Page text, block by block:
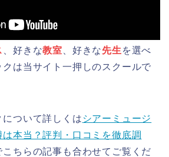
、好きな教室 、好きな先生 を選べ
は当サイト一押しのスクールで
ついて詳しくは シアーミュージ
本当？評判・口コミを徹底調
こちらの記事も合わせてご覧くだ